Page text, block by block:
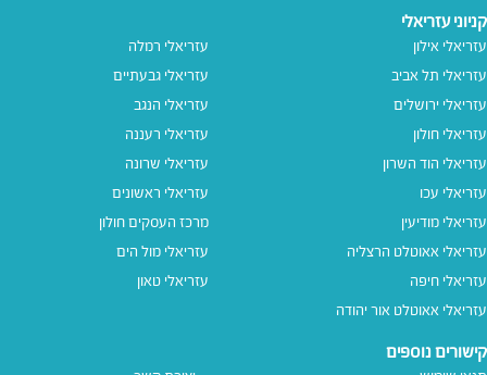
קניוני עזריאלי
עזריאלי אילון
עזריאלי תל אביב
עזריאלי ירושלים
עזריאלי חולון
עזריאלי הוד השרון
עזריאלי עכו
עזריאלי מודיעין
עזריאלי אאוטלט הרצליה
עזריאלי חיפה
עזריאלי אאוטלט אור יהודה
עזריאלי רמלה
עזריאלי גבעתיים
עזריאלי הנגב
עזריאלי רעננה
עזריאלי שרונה
עזריאלי ראשונים
מרכז העסקים חולון
עזריאלי מול הים
עזריאלי טאון
קישורים נוספים